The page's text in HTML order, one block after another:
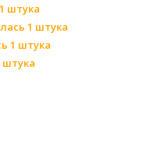
штука
1 штука
1 штука
штука